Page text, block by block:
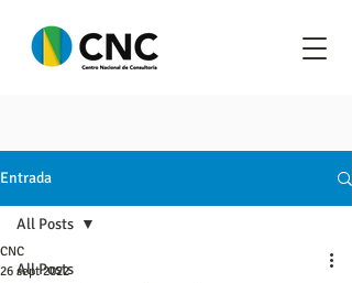
Entrada
All Posts
All Posts
CNC
26 sept 2022